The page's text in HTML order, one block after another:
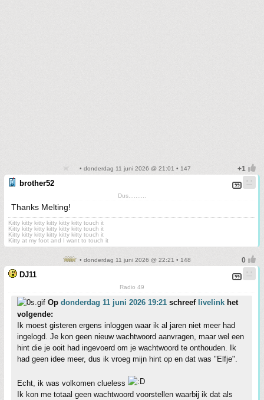
• donderdag 11 juni 2026 @ 21:01 • 147
brother52
Dus..........
Thanks Melting!
Kitty kitty kitty kitty kitty kitty touch it
Kitty kitty kitty kitty kitty kitty touch it
Kitty kitty kitty kitty kitty kitty touch it
Kitty at my foot and I want to touch it
• donderdag 11 juni 2026 @ 22:21 • 148
DJ11
Radio 49
Op donderdag 11 juni 2026 19:21 schreef livelink het
volgende:
Ik moest gisteren ergens inloggen waar ik al jaren niet meer had
ingelogd. Je kon geen nieuw wachtwoord aanvragen, maar wel een
hint die je ooit had ingevoerd om je wachtwoord te onthouden. Ik
had geen idee meer, dus ik vroeg mijn hint op en dat was "Elfje".
Echt, ik was volkomen clueless
Ik kon me totaal geen wachtwoord voorstellen waarbij ik dat als